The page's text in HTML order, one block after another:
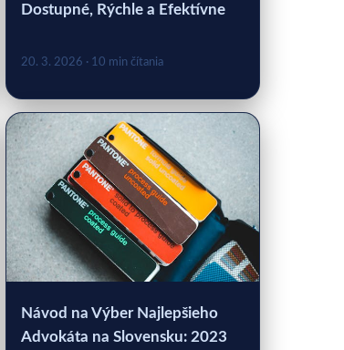
Dostupné, Rýchle a Efektívne
20. 3. 2026 · 10 min čítania
Návod na Výber Najlepšieho
Advokáta na Slovensku: 2023